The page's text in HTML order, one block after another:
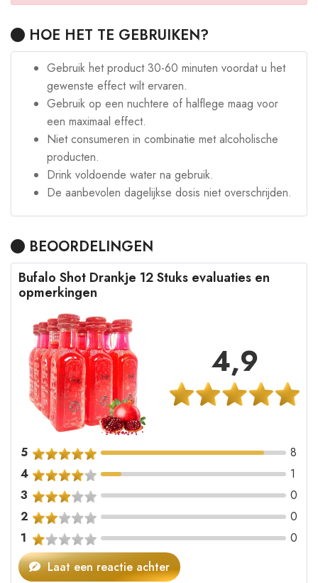
HOE HET TE GEBRUIKEN?
Gebruik het product 30-60 minuten voordat u het
gewenste effect wilt ervaren.
Gebruik op een nuchtere of halflege maag voor
een maximaal effect.
Niet consumeren in combinatie met alcoholische
producten.
Drink voldoende water na gebruik.
De aanbevolen dagelijkse dosis niet overschrijden.
BEOORDELINGEN
Bufalo Shot Drankje 12 Stuks evaluaties en
opmerkingen
4,9
5
8
4
1
3
0
2
0
1
0
Laat een reactie achter